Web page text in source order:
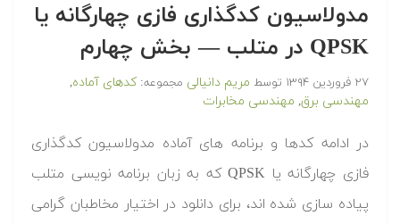
مدولاسیون کدگذاری فازی چهارگانه یا
QPSK در متلب‬‬ — بخش چهارم
۲۷ فروردین ۱۳۹۴ توسط مریم دانیالی مجموعه:کدهای آماده,
مهندسی برق, مهندسی مخابرات
‫در ادامه کدها و برنامه های آماده مدولاسیون کدگذاری
فازی چهارگانه یا QPSK که به زبان برنامه نویسی متلب
پیاده سازی شده اند، برای دانلود در اختیار مخاطبان گرامی